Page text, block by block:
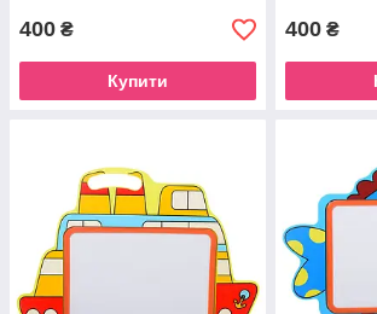
400 ₴
Купити
400 ₴